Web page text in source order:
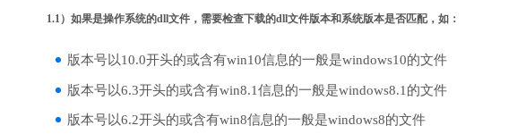
1.1）如果是操作系统的dll文件，需要检查下载的dll文件版本和系统版本是否匹配，如：
版本号以10.0开头的或含有win10信息的一般是windows10的文件
版本号以6.3开头的或含有win8.1信息的一般是windows8.1的文件
版本号以6.2开头的或含有win8信息的一般是windows8的文件